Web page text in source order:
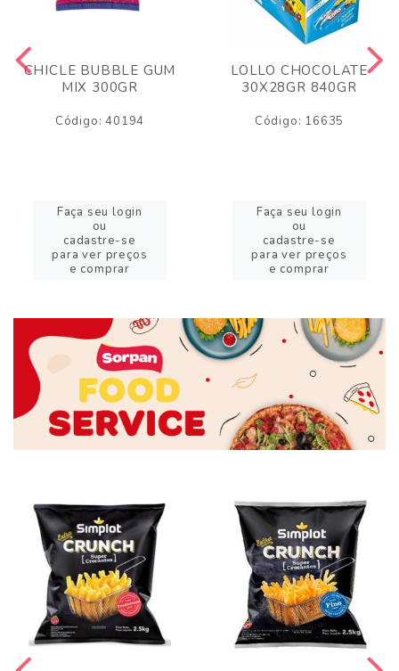
CHICLE BUBBLE GUM
MIX 300GR
Código: 40194
Faça seu login
ou
cadastre-se
para ver preços
e comprar
LOLLO CHOCOLATE
30X28GR 840GR
Código: 16635
Faça seu login
ou
cadastre-se
para ver preços
e comprar